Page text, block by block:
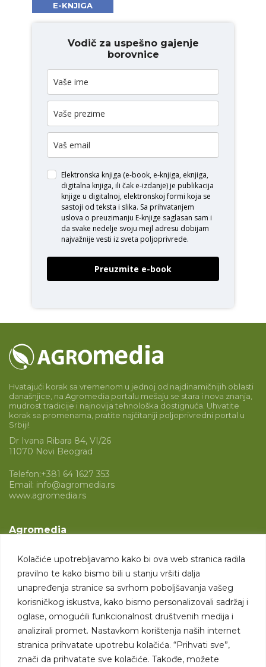
Kolačiće upotrebljavamo kako bi ova web stranica radila
pravilno te kako bismo bili u stanju vršiti dalja
unapređenja stranice sa svrhom poboljšavanja vašeg
korisničkog iskustva, kako bismo personalizovali sadržaj i
oglase, omogućili funkcionalnost društvenih medija i
analizirali promet. Nastavkom korištenja naših internet
stranica prihvatate upotrebu kolačića. “Prihvati sve”,
znači da prihvatate sve kolačiće. Takođe, možete
E-KNJIGA
Vodič za uspešno gajenje
borovnice
Elektronska knjiga (e-book, e-knjiga, eknjiga,
digitalna knjiga, ili čak e-izdanje) je publikacija
knjige u digitalnoj, elektronskoj formi koja se
sastoji od teksta i slika. Sa prihvatanjem
uslova o preuzimanju E-knjige saglasan sam i
da svake nedelje svoju mejl adresu dobijam
najvažnije vesti iz sveta poljoprivrede.
Preuzmite e-book
Hvatajući korak sa vremenom u jednoj od najdinamičnijih oblasti
današnjice, na Agromedia portalu mešaju se stara i nova znanja,
mudrost tradicije i najnovija tehnološka dostignuća. Uhvatite
korak sa promenama, pratite najčitaniji poljoprivredni portal u
Srbiji!
Dr Ivana Ribara 84, VI/26
11070 Novi Beograd
Telefon:+381 64 1627 353
Email: info@agromedia.rs
www.agromedia.rs
Agromedia
Svet poljoprivrede
Marketing usluge
Tražimo saradnike
Kontakt
Kontakt